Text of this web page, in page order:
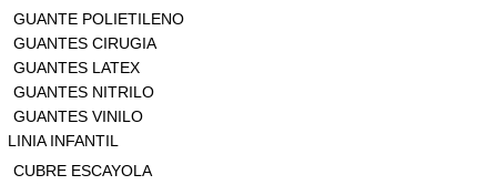
GUANTE POLIETILENO
GUANTES CIRUGIA
GUANTES LATEX
GUANTES NITRILO
GUANTES VINILO
LINIA INFANTIL
CUBRE ESCAYOLA